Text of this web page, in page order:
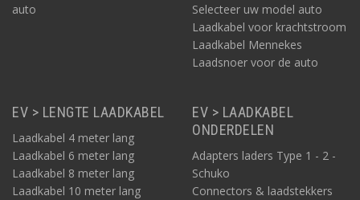
auto
Selecteer uw model auto
Laadkabel voor krachtstroom
Laadkabel Mennekes
Laadsnoer voor de auto
EV > LENGTE LAADKABEL
Laadkabel 4 meter lang
Laadkabel 6 meter lang
Laadkabel 8 meter lang
Laadkabel 10 meter lang
EV > LAADKABEL
ONDERDELEN
Adapters laders Type 1 - 2 -
Schuko
Connectors & laadstekkers